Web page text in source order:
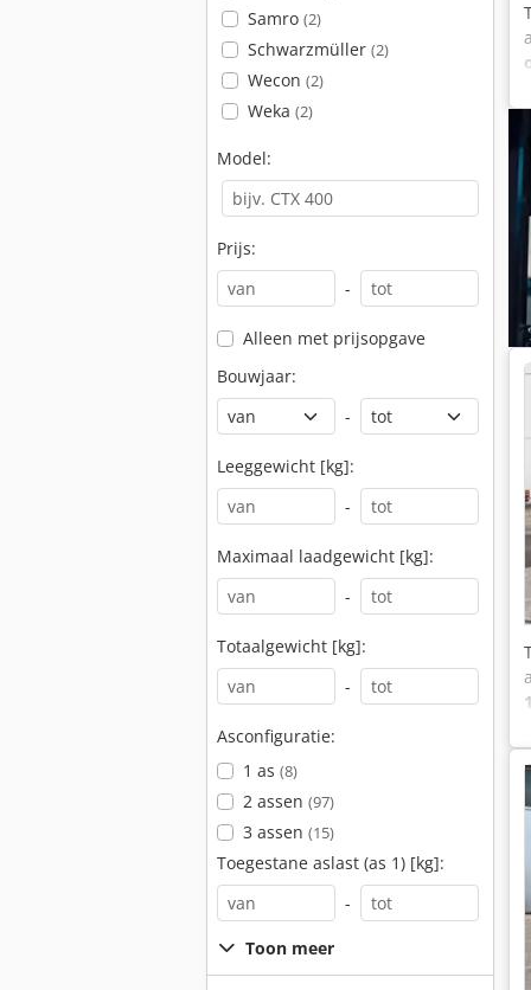
Samro (2)
Schwarzmüller (2)
Wecon (2)
Weka (2)
Model:
Prijs:
-
Alleen met prijsopgave
Bouwjaar:
-
Leeggewicht [kg]:
-
Maximaal laadgewicht [kg]:
-
Totaalgewicht [kg]:
-
Asconfiguratie:
1 as (8)
2 assen (97)
3 assen (15)
Toegestane aslast (as 1) [kg]:
-
Toon meer